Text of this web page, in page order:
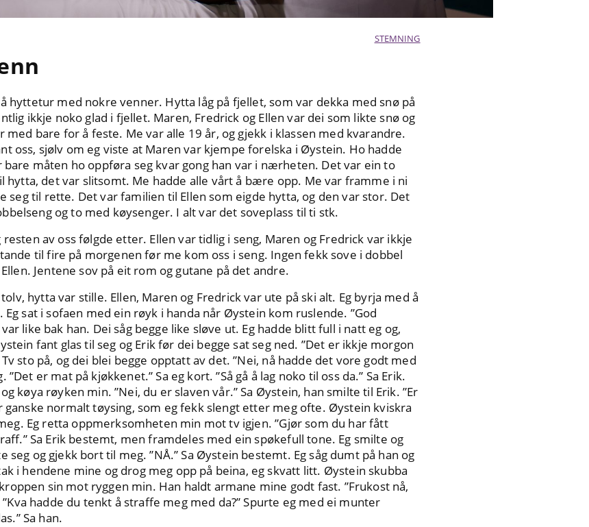
STEMNING
hyttetur med nokre venner. Hytta låg på fjellet, som var dekka med snø på
ikkje noko glad i fjellet. Maren, Fredrick og Ellen var dei som likte snø og
med bare for å feste. Me var alle 19 år, og gjekk i klassen med kvarandre.
oss, sjølv om eg viste at Maren var kjempe forelska i Øystein. Ho hadde
måten ho oppføra seg kvar gong han var i nærheten. Det var ein to
hytta, det var slitsomt. Me hadde alle vårt å bære opp. Me var framme i ni
seg til rette. Det var familien til Ellen som eigde hytta, og den var stor. Det
og to med køysenger. I alt var det soveplass til ti stk.
av oss følgde etter. Ellen var tidlig i seng, Maren og Fredrick var ikkje
til fire på morgenen før me kom oss i seng. Ingen fekk sove i dobbel
Jentene sov på eit rom og gutane på det andre.
hytta var stille. Ellen, Maren og Fredrick var ute på ski alt. Eg byrja med å
sat i sofaen med ein røyk i handa når Øystein kom ruslende. ”God
like bak han. Dei såg begge like sløve ut. Eg hadde blitt full i natt eg og,
fant glas til seg og Erik før dei begge sat seg ned. ”Det er ikkje morgon
sto på, og dei blei begge opptatt av det. ”Nei, nå hadde det vore godt med
”Det er mat på kjøkkenet.” Sa eg kort. ”Så gå å lag noko til oss da.” Sa Erik.
køya røyken min. ”Nei, du er slaven vår.” Sa Øystein, han smilte til Erik. ”Er
ganske normalt tøysing, som eg fekk slengt etter meg ofte. Øystein kviskra
Eg retta oppmerksomheten min mot tv igjen. ”Gjør som du har fått
Sa Erik bestemt, men framdeles med ein spøkefull tone. Eg smilte og
og gjekk bort til meg. ”NÅ.” Sa Øystein bestemt. Eg såg dumt på han og
i hendene mine og drog meg opp på beina, eg skvatt litt. Øystein skubba
sin mot ryggen min. Han haldt armane mine godt fast. ”Frukost nå,
hadde du tenkt å straffe meg med da?” Spurte eg med ei munter
Sa han.